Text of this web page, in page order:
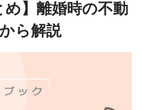
め】離婚時の不動
ら解説